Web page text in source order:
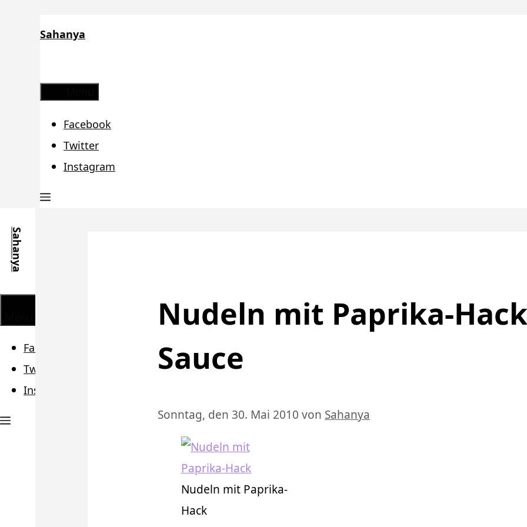
Sahanya
Facebook
Twitter
Instagram
Sahanya
Facebook
Twitter
Instagram
Nudeln mit Paprika-
Sauce
Sonntag, den 30. Mai 2010 von Sahanya
Nudeln mit Paprika-
Hack